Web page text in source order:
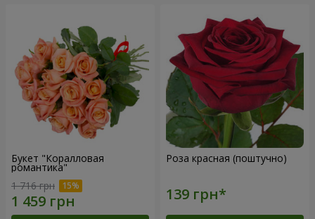
Букет "Коралловая
романтика"
1 716 грн
Роза красная (поштучно)